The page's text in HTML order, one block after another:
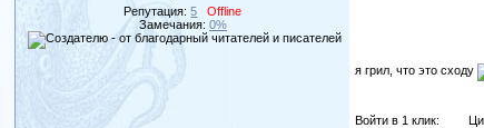
Репутация:5
Offline
Замечания: 0%
я грил, что это сходу
Войти в 1 клик: